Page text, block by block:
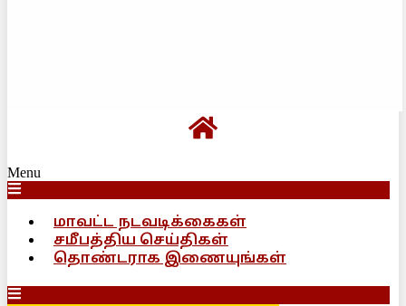
Menu
மாவட்ட நடவடிக்கைகள்
சமீபத்திய செய்திகள்
தொண்டராக இணையுங்கள்